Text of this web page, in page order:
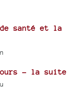
santé et la
- la suite